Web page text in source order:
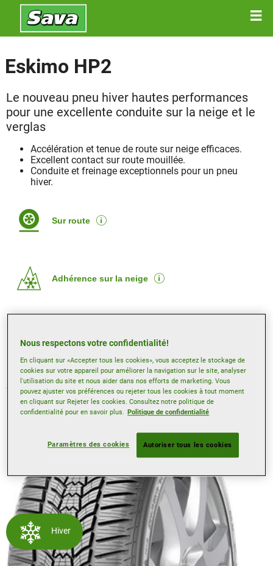
Eskimo HP2
Le nouveau pneu hiver hautes performances
pour une excellente conduite sur la neige et le
verglas
Accélération et tenue de route sur neige efficaces.
Excellent contact sur route mouillée.
Conduite et freinage exceptionnels pour un pneu
hiver.
Sur route
Adhérence sur la neige
Les caractéristiques techniques peuvent être disponibles
que sur certaines tailles, utilisez notre outil de recherche de
pneus pour en savoir plus.
Hiver
Nous respectons votre confidentialité!
En cliquant sur «Accepter tous les cookies», vous acceptez le stockage de
cookies sur votre appareil pour améliorer la navigation sur le site, analyser
l'utilisation du site et nous aider dans nos efforts de marketing. Vous
pouvez ajuster vos préférences ou rejeter tous les cookies à tout moment
en cliquant sur Rejeter les cookies. Consultez notre politique de
confidentialité pour en savoir plus. Politique de confidentialité
Paramètres des cookies Autoriser tous les cookies